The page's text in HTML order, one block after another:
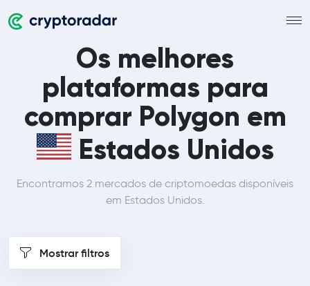
Os melhores
plataformas para
comprar Polygon em
Estados Unidos
Encontramos 2 mercados de criptomoedas disponíveis
em Estados Unidos.
Mostrar filtros